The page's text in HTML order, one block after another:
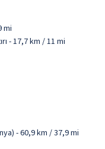
mi
- 17,7 km / 11 mi
- 60,9 km / 37,9 mi